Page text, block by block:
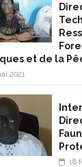
et de la
2021
18